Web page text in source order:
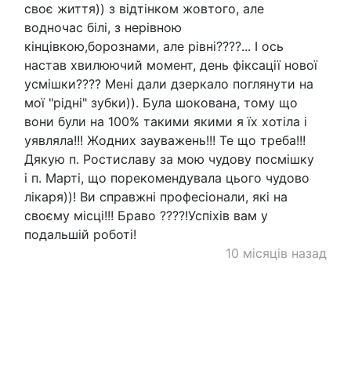
своє життя)) з відтінком жовтого, але
водночас білі, з нерівною
кінцівкою,борознами, але рівні????... І ось
настав хвилюючий момент, день фіксації нової
усмішки???? Мені дали дзеркало поглянути на
мої "рідні" зубки)). Була шокована, тому що
вони були на 100% такими якими я їх хотіла і
уявляла!!! Жодних зауважень!!! Те що треба!!!
Дякую п. Ростиславу за мою чудову посмішку
і п. Марті, що порекомендувала цього чудово
лікаря))! Ви справжні професіонали, які на
своєму місці!!! Браво ????!Успіхів вам у
подальшій роботі!
10 місяців назад